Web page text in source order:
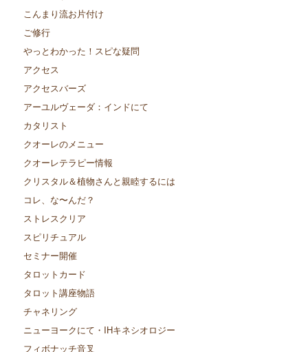
こんまり流お片付け
ご修行
やっとわかった！スピな疑問
アクセス
アクセスバーズ
アーユルヴェーダ：インドにて
カタリスト
クオーレのメニュー
クオーレテラピー情報
クリスタル＆植物さんと親睦するには
コレ、な〜んだ？
ストレスクリア
スピリチュアル
セミナー開催
タロットカード
タロット講座物語
チャネリング
ニューヨークにて・IHキネシオロジー
フィボナッチ音叉